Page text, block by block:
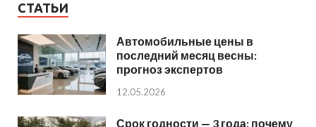
СТАТЬИ
Автомобильные цены в
последний месяц весны:
прогноз экспертов
12.05.2026
Срок годности — 3 года: почему